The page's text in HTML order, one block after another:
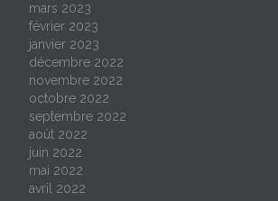
mars 2023
février 2023
janvier 2023
décembre 2022
novembre 2022
octobre 2022
septembre 2022
août 2022
juin 2022
mai 2022
avril 2022